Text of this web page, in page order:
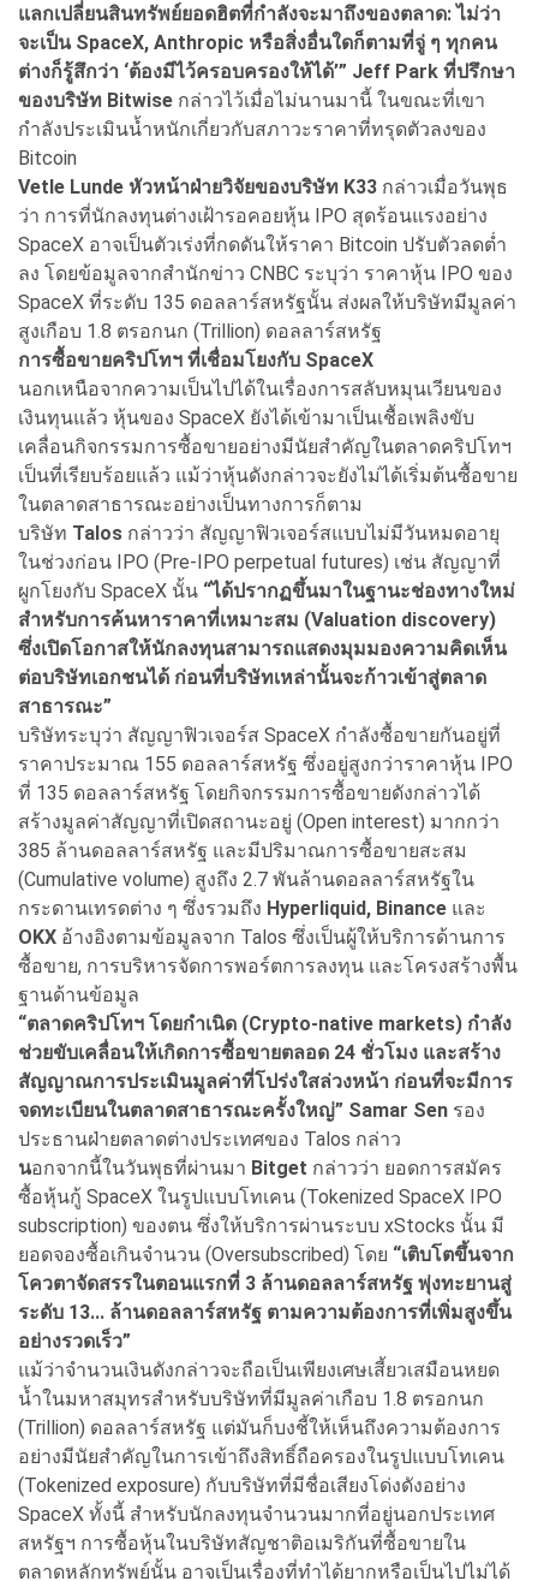
แลกเปลี่ยนสินทรัพย์ยอดฮิตที่กำลังจะมาถึงของตลาด: ไม่ว่า
จะเป็น SpaceX, Anthropic หรือสิ่งอื่นใดก็ตามที่จู่ ๆ ทุกคน
ต่างก็รู้สึกว่า ‘ต้องมีไว้ครอบครองให้ได้’” Jeff Park ที่ปรึกษา
ของบริษัท Bitwise กล่าวไว้เมื่อไม่นานมานี้ ในขณะที่เขา
กำลังประเมินน้ำหนักเกี่ยวกับสภาวะราคาที่ทรุดตัวลงของ
Bitcoin
Vetle Lunde หัวหน้าฝ่ายวิจัยของบริษัท K33 กล่าวเมื่อวันพุธ
ว่า การที่นักลงทุนต่างเฝ้ารอคอยหุ้น IPO สุดร้อนแรงอย่าง
SpaceX อาจเป็นตัวเร่งที่กดดันให้ราคา Bitcoin ปรับตัวลดต่ำ
ลง โดยข้อมูลจากสำนักข่าว CNBC ระบุว่า ราคาหุ้น IPO ของ
SpaceX ที่ระดับ 135 ดอลลาร์สหรัฐนั้น ส่งผลให้บริษัทมีมูลค่า
สูงเกือบ 1.8 ตรอกนก (Trillion) ดอลลาร์สหรัฐ
การซื้อขายคริปโทฯ ที่เชื่อมโยงกับ SpaceX
นอกเหนือจากความเป็นไปได้ในเรื่องการสลับหมุนเวียนของ
เงินทุนแล้ว หุ้นของ SpaceX ยังได้เข้ามาเป็นเชื้อเพลิงขับ
เคลื่อนกิจกรรมการซื้อขายอย่างมีนัยสำคัญในตลาดคริปโทฯ
เป็นที่เรียบร้อยแล้ว แม้ว่าหุ้นดังกล่าวจะยังไม่ได้เริ่มต้นซื้อขาย
ในตลาดสาธารณะอย่างเป็นทางการก็ตาม
บริษัท Talos กล่าวว่า สัญญาฟิวเจอร์สแบบไม่มีวันหมดอายุ
ในช่วงก่อน IPO (Pre-IPO perpetual futures) เช่น สัญญาที่
ผูกโยงกับ SpaceX นั้น “ได้ปรากฏขึ้นมาในฐานะช่องทางใหม่
สำหรับการค้นหาราคาที่เหมาะสม (Valuation discovery)
ซึ่งเปิดโอกาสให้นักลงทุนสามารถแสดงมุมมองความคิดเห็น
ต่อบริษัทเอกชนได้ ก่อนที่บริษัทเหล่านั้นจะก้าวเข้าสู่ตลาด
สาธารณะ”
บริษัทระบุว่า สัญญาฟิวเจอร์ส SpaceX กำลังซื้อขายกันอยู่ที่
ราคาประมาณ 155 ดอลลาร์สหรัฐ ซึ่งอยู่สูงกว่าราคาหุ้น IPO
ที่ 135 ดอลลาร์สหรัฐ โดยกิจกรรมการซื้อขายดังกล่าวได้
สร้างมูลค่าสัญญาที่เปิดสถานะอยู่ (Open interest) มากกว่า
385 ล้านดอลลาร์สหรัฐ และมีปริมาณการซื้อขายสะสม
(Cumulative volume) สูงถึง 2.7 พันล้านดอลลาร์สหรัฐใน
กระดานเทรดต่าง ๆ ซึ่งรวมถึง Hyperliquid, Binance และ
OKX อ้างอิงตามข้อมูลจาก Talos ซึ่งเป็นผู้ให้บริการด้านการ
ซื้อขาย, การบริหารจัดการพอร์ตการลงทุน และโครงสร้างพื้น
ฐานด้านข้อมูล
“ตลาดคริปโทฯ โดยกำเนิด (Crypto-native markets) กำลัง
ช่วยขับเคลื่อนให้เกิดการซื้อขายตลอด 24 ชั่วโมง และสร้าง
สัญญาณการประเมินมูลค่าที่โปร่งใสล่วงหน้า ก่อนที่จะมีการ
จดทะเบียนในตลาดสาธารณะครั้งใหญ่” Samar Sen รอง
ประธานฝ่ายตลาดต่างประเทศของ Talos กล่าว
นอกจากนี้ในวันพุธที่ผ่านมา Bitget กล่าวว่า ยอดการสมัคร
ซื้อหุ้นกู้ SpaceX ในรูปแบบโทเคน (Tokenized SpaceX IPO
subscription) ของตน ซึ่งให้บริการผ่านระบบ xStocks นั้น มี
ยอดจองซื้อเกินจำนวน (Oversubscribed) โดย “เติบโตขึ้นจาก
โควตาจัดสรรในตอนแรกที่ 3 ล้านดอลลาร์สหรัฐ พุ่งทะยานสู่
ระดับ 13... ล้านดอลลาร์สหรัฐ ตามความต้องการที่เพิ่มสูงขึ้น
อย่างรวดเร็ว”
แม้ว่าจำนวนเงินดังกล่าวจะถือเป็นเพียงเศษเสี้ยวเสมือนหยด
น้ำในมหาสมุทรสำหรับบริษัทที่มีมูลค่าเกือบ 1.8 ตรอกนก
(Trillion) ดอลลาร์สหรัฐ แต่มันก็บงชี้ให้เห็นถึงความต้องการ
อย่างมีนัยสำคัญในการเข้าถึงสิทธิ์ถือครองในรูปแบบโทเคน
(Tokenized exposure) กับบริษัทที่มีชื่อเสียงโด่งดังอย่าง
SpaceX ทั้งนี้ สำหรับนักลงทุนจำนวนมากที่อยู่นอกประเทศ
สหรัฐฯ การซื้อหุ้นในบริษัทสัญชาติอเมริกันที่ซื้อขายใน
ตลาดหลักทรัพย์นั้น อาจเป็นเรื่องที่ทำได้ยากหรือเป็นไปไม่ได้